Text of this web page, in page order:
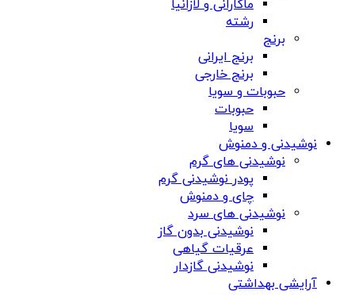
ماکارانی و لازانیا
رشته
برنج
برنج ایرانی
برنج خارجی
حبوبات و سویا
حبوبات
سویا
نوشیدنی و دمنوش
نوشیدنی های گرم
پودر نوشیدنی گرم
چای و دمنوش
نوشیدنی های سرد
نوشیدنی بدون گاز
عرقیات گیاهی
نوشیدنی گازدار
آرایشی بهداشتی